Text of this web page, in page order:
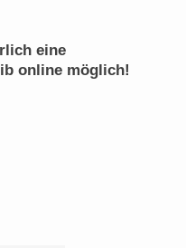
eine
online möglich!